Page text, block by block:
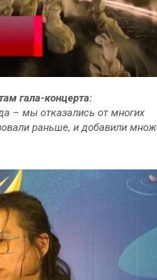
гала-концерта:
– мы отказались от многих
раньше, и добавили